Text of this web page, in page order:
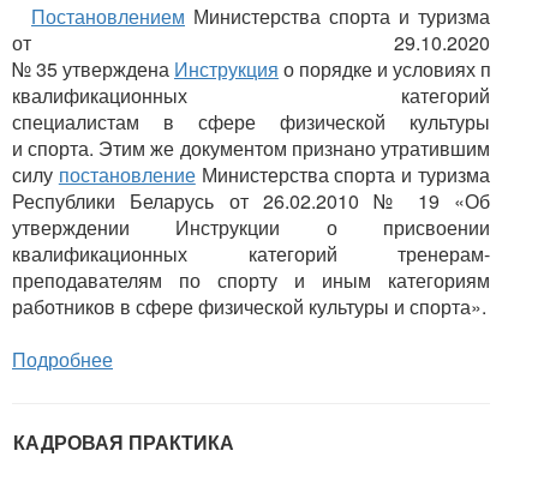
Постановлением Министерства спорта и туризма
от 29.10.2020
№ 35 утверждена Инструкция о порядке и условиях
квалификационных категорий
специалистам в сфере физической культуры
и спорта. Этим же документом признано утратившим
силу постановлениеМинистерства спорта и туризма
Республики Беларусь от 26.02.2010 № 19 «Об
утверждении Инструкции о присвоении
квалификационных категорий тренерам-
преподавателям по спорту и иным категориям
работников в сфере физической культуры и спорта».
Подробнее
КАДРОВАЯ ПРАКТИКА